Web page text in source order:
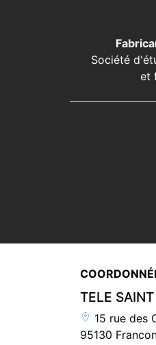
Société
et
TELE
15 rue des
95130